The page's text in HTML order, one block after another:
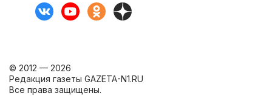
© 2012 — 2026
Редакция газеты GAZETA-N1.RU
Все права защищены.